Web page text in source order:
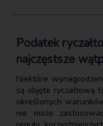
Podatek
najczęstsze
Niektóre
są objęte ryczałtową
określonych
nie może